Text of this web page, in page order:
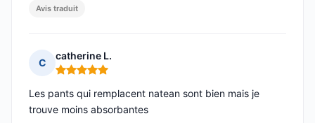
Avis traduit
C
catherine L.
Note : 5 sur 5
Les pants qui remplacent natean sont bien mais je
trouve moins absorbantes